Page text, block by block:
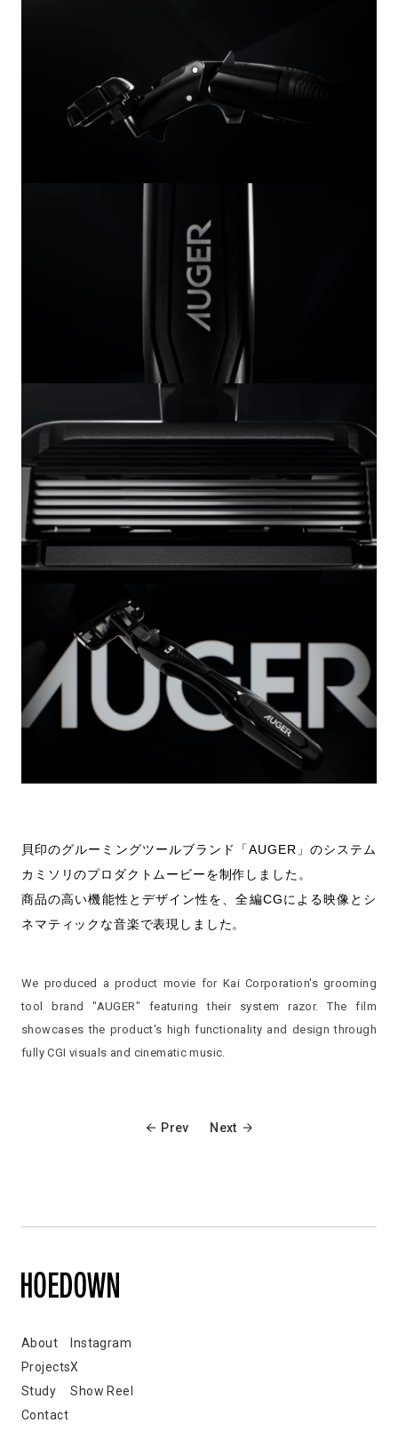
貝印のグルーミングツールブランド「AUGER」のシステム
カミソリのプロダクトムービーを制作しました。
商品の高い機能性とデザイン性を、全編CGによる映像とシ
ネマティックな音楽で表現しました。
We produced a product movie for Kai Corporation's grooming
tool brand "AUGER" featuring their system razor. The film
showcases the product's high functionality and design through
fully CGI visuals and cinematic music.
Prev Next
About
Projects
Study
Contact
Instagram
X
Show Reel